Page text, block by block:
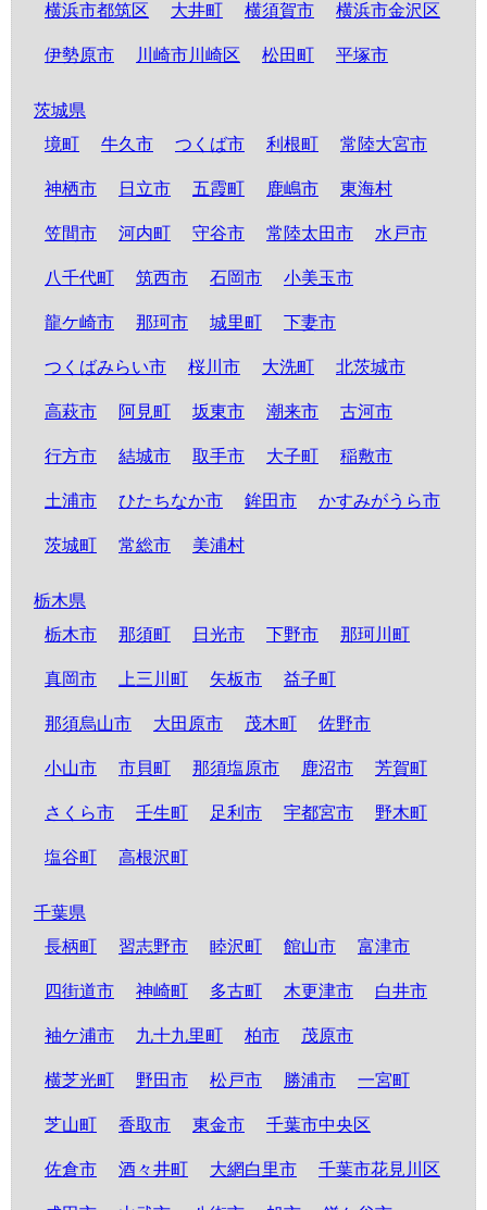
横浜市都筑区 大井町 横須賀市 横浜市金沢区
伊勢原市 川崎市川崎区 松田町 平塚市
茨城県
境町
牛久市 つくば市 利根町 常陸大宮市
神栖市 日立市 五霞町 鹿嶋市 東海村
笠間市 河内町 守谷市 常陸太田市 水戸市
八千代町 筑西市 石岡市 小美玉市
龍ケ崎市 那珂市 城里町 下妻市
つくばみらい市 桜川市 大洗町 北茨城市
高萩市 阿見町 坂東市 潮来市 古河市
行方市 結城市 取手市 大子町 稲敷市
土浦市 ひたちなか市 鉾田市 かすみがうら市
茨城町 常総市 美浦村
栃木県
栃木市
那須町 日光市 下野市 那珂川町
真岡市 上三川町 矢板市 益子町
那須烏山市 大田原市 茂木町 佐野市
小山市 市貝町 那須塩原市 鹿沼市 芳賀町
さくら市 壬生町 足利市 宇都宮市 野木町
塩谷町 高根沢町
千葉県
長柄町
習志野市 睦沢町 館山市 富津市
四街道市 神崎町 多古町 木更津市 白井市
袖ケ浦市 九十九里町 柏市 茂原市
横芝光町 野田市 松戸市 勝浦市 一宮町
芝山町 香取市 東金市 千葉市中央区
佐倉市 酒々井町 大網白里市 千葉市花見川区